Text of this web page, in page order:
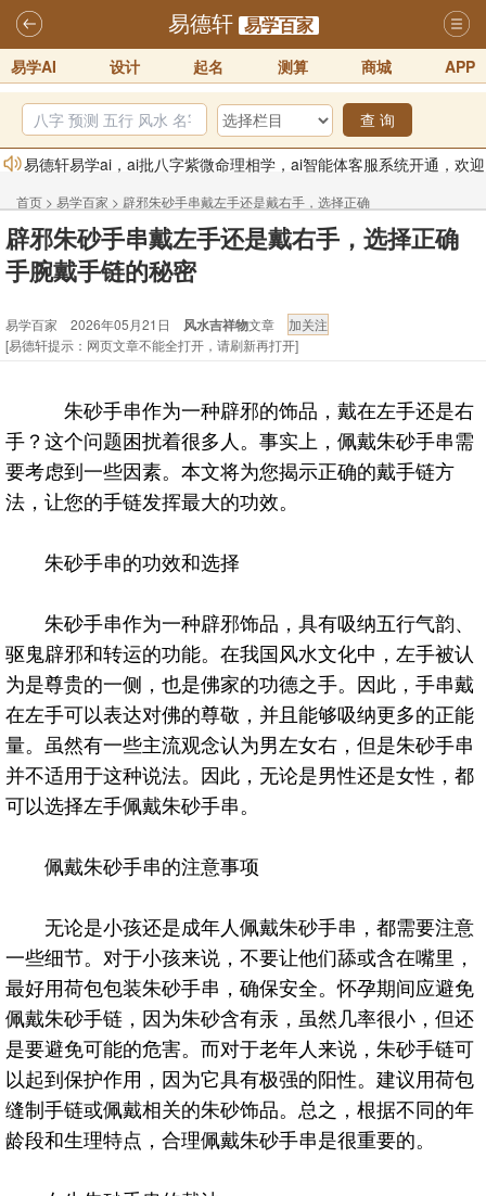
易德轩 易学百家
易学AI 设计 起名 测算 商城 APP
查 询
易德轩易学ai，ai批八字紫微命理相学，ai智能体客服系统开通，欢迎
体验！！
2025-07-01
易德轩网重构及升能完成，欢迎大家来体验新程序及感觉！！
2025-07-01
订！！
2025-10-01
2026丙午年铁笔居士精批年运说明
2025-10-12
易德轩通告：本网站易德轩商标及LOGO注册声明
2021-9-7
首页 > 易学百家 > 辟邪朱砂手串戴左手还是戴右手，选择正确
手腕戴手链的秘密
辟邪朱砂手串戴左手还是戴右手，选择正确
手腕戴手链的秘密
易学百家 2026年05月21日 风水吉祥物文章
[易德轩提示：网页文章不能全打开，请刷新再打开]
朱砂手串作为一种辟邪的饰品，戴在左手还是右
手？这个问题困扰着很多人。事实上，佩戴朱砂手串需
要考虑到一些因素。本文将为您揭示正确的戴手链方
法，让您的手链发挥最大的功效。
朱砂手串的功效和选择
朱砂手串作为一种辟邪饰品，具有吸纳五行气韵、
驱鬼辟邪和转运的功能。在我国风水文化中，左手被认
为是尊贵的一侧，也是佛家的功德之手。因此，手串戴
在左手可以表达对佛的尊敬，并且能够吸纳更多的正能
量。虽然有一些主流观念认为男左女右，但是朱砂手串
并不适用于这种说法。因此，无论是男性还是女性，都
可以选择左手佩戴朱砂手串。
佩戴朱砂手串的注意事项
无论是小孩还是成年人佩戴朱砂手串，都需要注意
一些细节。对于小孩来说，不要让他们舔或含在嘴里，
最好用荷包包装朱砂手串，确保安全。怀孕期间应避免
佩戴朱砂手链，因为朱砂含有汞，虽然几率很小，但还
是要避免可能的危害。而对于老年人来说，朱砂手链可
以起到保护作用，因为它具有极强的阳性。建议用荷包
缝制手链或佩戴相关的朱砂饰品。总之，根据不同的年
龄段和生理特点，合理佩戴朱砂手串是很重要的。